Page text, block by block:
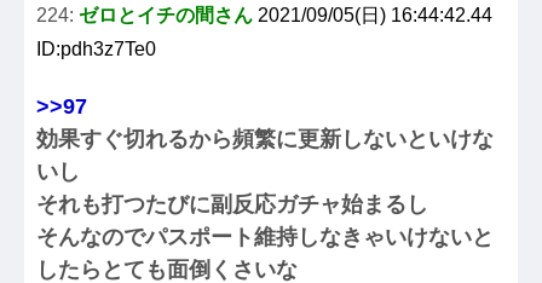
224: ゼロとイチの間さん 2021/09/05(日) 16:44:42.44
ID:pdh3z7Te0
>>97
効果すぐ切れるから頻繁に更新しないといけな
いし
それも打つたびに副反応ガチャ始まるし
そんなのでパスポート維持しなきゃいけないと
したらとても面倒くさいな